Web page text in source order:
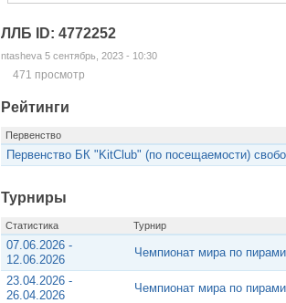
ЛЛБ ID: 4772252
ntasheva 5 сентябрь, 2023 - 10:30
471 просмотр
Рейтинги
Первенство
Первенство БК "KitClub" (по посещаемости)
Турниры
Статистика Турнир
07.06.2026 -
12.06.2026
Чемпионат мира по
23.04.2026 -
26.04.2026
Чемпионат мира по